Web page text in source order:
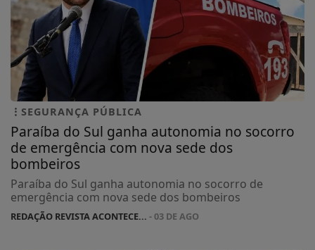
SEGURANÇA PÚBLICA
Paraíba do Sul ganha autonomia no socorro
de emergência com nova sede dos
bombeiros
Paraíba do Sul ganha autonomia no socorro de
emergência com nova sede dos bombeiros
REDAÇÃO REVISTA ACONTECE... - 03 DE AGO